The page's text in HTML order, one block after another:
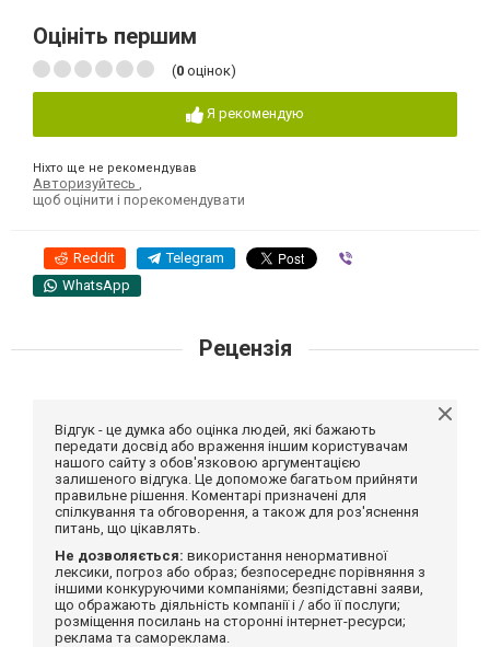
Оцініть першим
(0 оцінок)
Я рекомендую
Ніхто ще не рекомендував
Авторизуйтесь
щоб оцінити і порекомендувати
Reddit Telegram
WhatsApp
Рецензія
Відгук - це думка або оцінка людей, які бажають
передати досвід або враження іншим користувачам
нашого сайту з обов'язковою аргументацією
залишеного відгука. Це допоможе багатьом прийняти
правильне рішення. Коментарі призначені для
спілкування та обговорення, а також для роз'яснення
питань, що цікавлять.
Не дозволяється: використання ненормативної
лексики, погроз або образ; безпосереднє порівняння з
іншими конкуруючими компаніями; безпідставні заяви,
що ображають діяльність компанії і / або її послуги;
розміщення посилань на сторонні інтернет-ресурси;
реклама та самореклама.